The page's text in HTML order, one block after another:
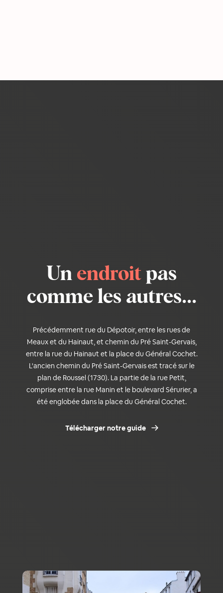
Un endroit pas
comme les autres...
Précédemment rue du Dépotoir, entre les rues de
Meaux et du Hainaut, et chemin du Pré Saint-Gervais,
entre la rue du Hainaut et la place du Général Cochet.
L'ancien chemin du Pré Saint-Gervais est tracé sur le
plan de Roussel (1730). La partie de la rue Petit,
comprise entre la rue Manin et le boulevard Sérurier, a
été englobée dans la place du Général Cochet.
Télécharger notre guide